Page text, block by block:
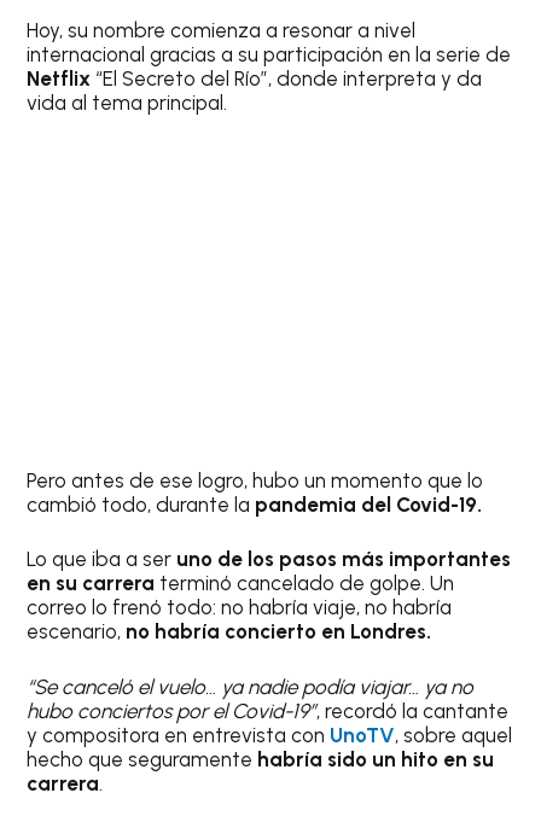
Hoy, su nombre comienza a resonar a nivel
internacional gracias a su participación en la serie de
Netflix “El Secreto del Río”, donde interpreta y da
vida al tema principal.
Pero antes de ese logro, hubo un momento que lo
cambió todo, durante la pandemia del Covid-19.
Lo que iba a ser uno de los pasos más importantes
en su carrera terminó cancelado de golpe. Un
correo lo frenó todo: no habría viaje, no habría
escenario, no habría concierto en Londres.
“Se canceló el vuelo… ya nadie podía viajar… ya no
hubo conciertos por el Covid-19”, recordó la cantante
y compositora en entrevista con UnoTV, sobre aquel
hecho que seguramente habría sido un hito en su
carrera.